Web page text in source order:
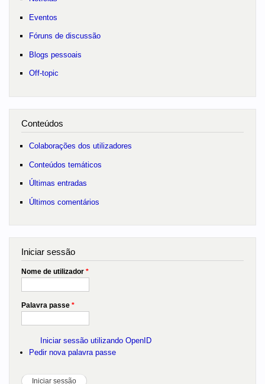
Eventos
Fóruns de discussão
Blogs pessoais
Off-topic
Conteúdos
Colaborações dos utilizadores
Conteúdos temáticos
Últimas entradas
Últimos comentários
Iniciar sessão
Nome de utilizador *
Palavra passe *
Iniciar sessão utilizando OpenID
Pedir nova palavra passe